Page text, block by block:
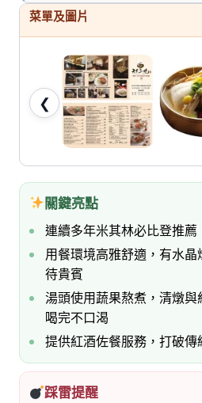
菜單及圖片
❮
關鍵亮點
連續多年米其林必比登推薦
用餐環境高雅舒適，有水
待貴賓
湯頭使用蔬果熬煮，清燉與
喝完不口渴
提供紅酒佐餐服務，打破傳
踩雷提醒